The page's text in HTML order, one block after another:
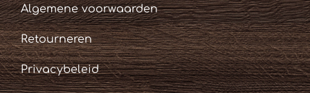
Algemene voorwaarden
Retourneren
Privacybeleid